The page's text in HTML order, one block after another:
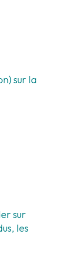
sur la
sur
les